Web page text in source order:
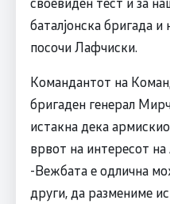
баталјонска бригада
посочи Лафчиски.
Командантот на
бригаден генерал
истакна дека
врвот на интересот на
-Вежбата е одлична
други, да размениме